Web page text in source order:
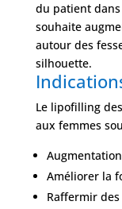
du patient dans
souhaite
autour des
silhouette.
Le lipofilling
aux femmes
Améliorer la
Raffermir